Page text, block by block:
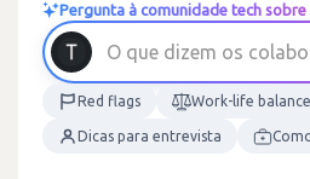
Pergunta à comunidade tech
O que dizem os col
Red flags Work-life balance
Dicas para entrevista